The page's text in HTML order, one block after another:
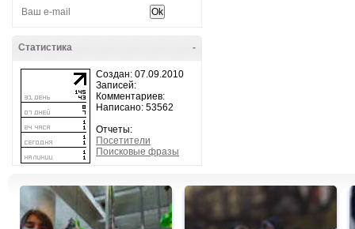
-
Статистика
Создан: 07.09.2010
Записей:
Комментариев:
Написано: 53562
Отчеты:
Посетители
Поисковые фразы